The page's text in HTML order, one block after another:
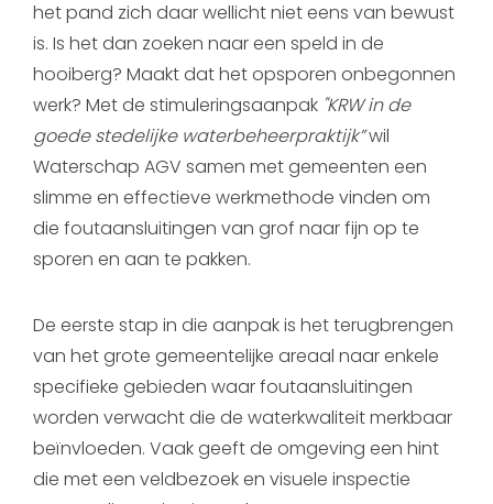
het pand zich daar wellicht niet eens van bewust
is. Is het dan zoeken naar een speld in de
hooiberg? Maakt dat het opsporen onbegonnen
werk? Met de stimuleringsaanpak "KRW in de
goede stedelijke waterbeheerpraktijk”wil
Waterschap AGV samen met gemeenten een
slimme en effectieve werkmethode vinden om
die foutaansluitingen van grof naar fijn op te
sporen en aan te pakken.
De eerste stap in die aanpak is het terugbrengen
van het grote gemeentelijke areaal naar enkele
specifieke gebieden waar foutaansluitingen
worden verwacht die de waterkwaliteit merkbaar
beïnvloeden. Vaak geeft de omgeving een hint
die met een veldbezoek en visuele inspectie